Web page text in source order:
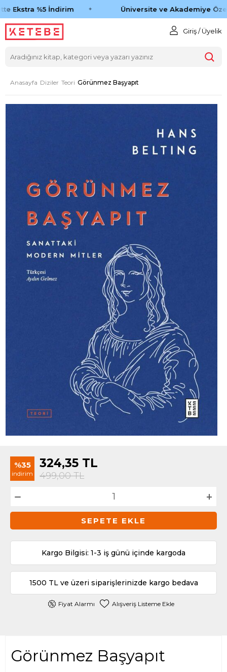
Ekstra %5 İndirim Üniversite ve Akademiye Özel
Giriş / Üyelik
Anasayfa Diziler Teori Görünmez Başyapıt
%35
indirim
324,35 TL
499,00TL
SEPETE EKLE
Kargo Bilgisi: 1-3 iş günü içinde kargoda
1500 TL ve üzeri siparişlerinizde kargo bedava
Fiyat Alarmı Alışveriş Listeme Ekle
Görünmez Başyapıt